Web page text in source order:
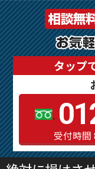
タップ
受付時間